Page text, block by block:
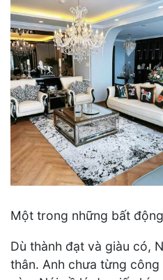
Một trong những bất
Dù thành đạt và giàu có,
thân. Anh chưa từng